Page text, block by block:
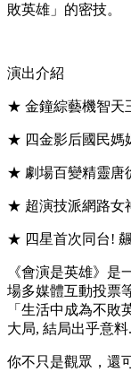
敗英雄」的密技。
演出介紹
★ 金鐘綜藝機智天
★ 四金影后國民媽
★ 劇場百變精靈唐
★ 超演技派網路女
★ 四星首次同台!
《會演是英雄》是
場多媒體互動投票
「生活中成為不
大局, 結局出乎意料.
你不只是觀眾，還